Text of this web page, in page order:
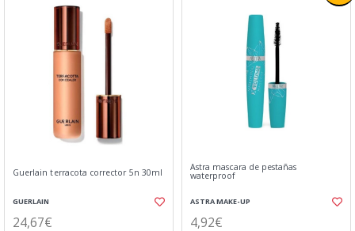
Guerlain terracota corrector 5n 30ml
GUERLAIN
24,67€
Astra mascara de pestañas
waterproof
ASTRA MAKE-UP
4,92€